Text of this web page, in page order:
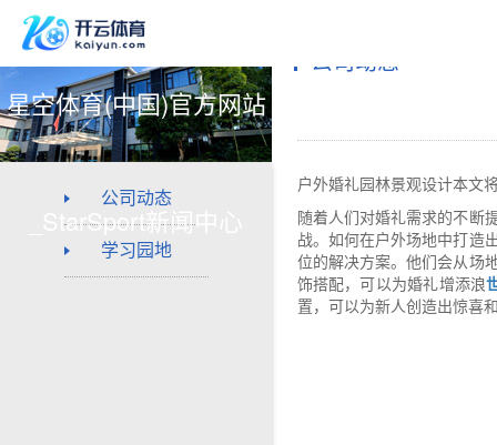
星空体育(中国)官方网站
_StarSport新闻中心
公司动态
学习园地
公司动态
户外婚礼园林景观设计本文
随着人们对婚礼需求的不断
战。如何在户外场地中打造
位的解决方案。他们会从场
饰搭配，可以为婚礼增添浪
置，可以为新人创造出惊喜